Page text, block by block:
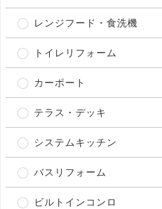
レンジフード・食洗機
トイレリフォーム
カーポート
テラス・デッキ
システムキッチン
バスリフォーム
ビルトインコンロ